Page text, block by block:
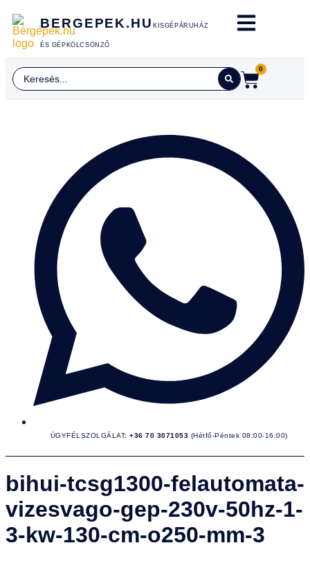
BERGEPEK.HU KISGÉPÁRUHÁZ
ÉS GÉPKÖLCSÖNZŐ
0
ÜGYFÉLSZOLGÁLAT: +36 70 3071053 (Hétfő-Péntek 08:00-16:00)
bihui-tcsg1300-felautomata-
vizesvago-gep-230v-50hz-1-
3-kw-130-cm-o250-mm-3